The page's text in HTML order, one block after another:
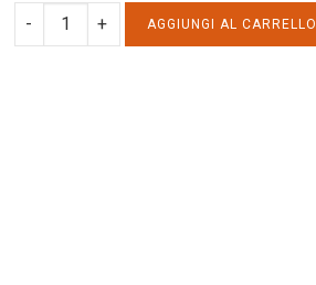
PANTALONE
TASCA
AGGIUNGI AL CARRELLO